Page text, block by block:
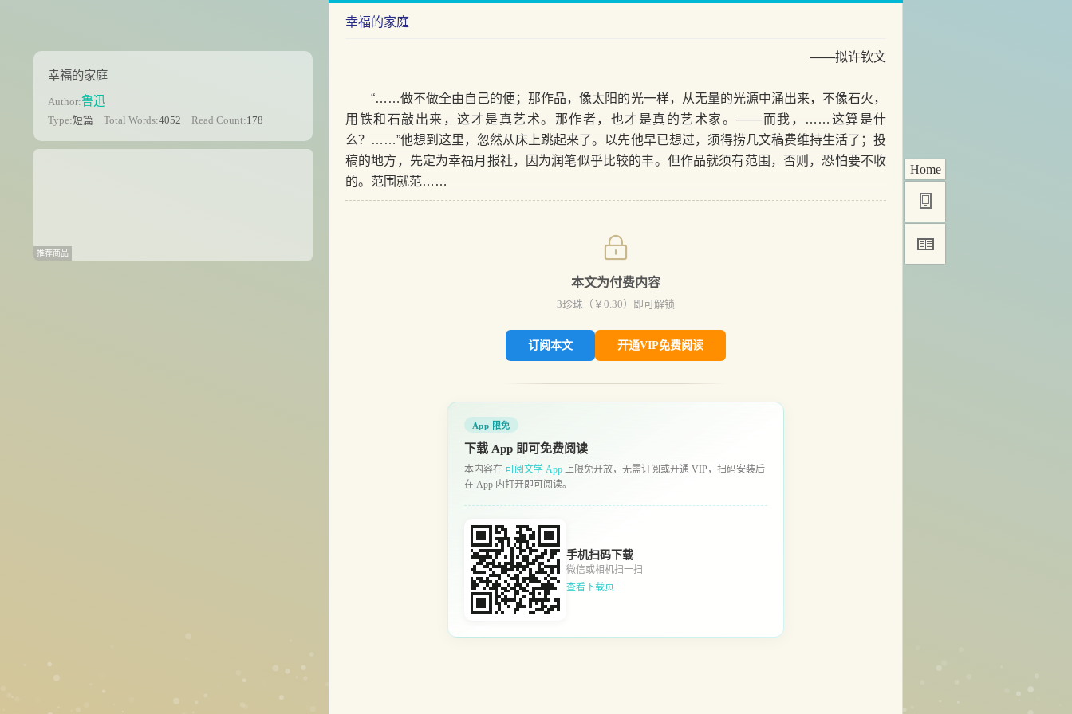
Home
幸福的家庭
——拟许钦文
“……做不做全由自己的便；那作品，像太阳的光一样，从无量的光源中涌出来，不像石火，
用铁和石敲出来，这才是真艺术。那作者，也才是真的艺术家。——而我，……这算是什
么？……”他想到这里，忽然从床上跳起来了。以先他早已想过，须得捞几文稿费维持生活了；投
稿的地方，先定为幸福月报社，因为润笔似乎比较的丰。但作品就须有范围，否则，恐怕要不收
的。范围就范……
本文为付费内容
3珍珠（￥ 0.30）即可解锁
订阅本文 开通VIP免费阅读
App 限免
下载 App 即可免费阅读
本内容在 可阅文学 App 上限免开放，无需订阅或开通 VIP，扫码安装后
在 App 内打开即可阅读。
手机扫码下载
微信或相机扫一扫
查看下载页
幸福的家庭
Author:鲁迅
Type:短篇 Total Words:4052 Read Count:178
推荐商品